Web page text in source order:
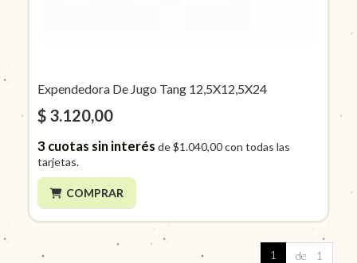
Expendedora De Jugo Tang 12,5X12,5X24
$ 3.120,00
3cuotas sin interés de$1.040,00con todas las
tarjetas.
COMPRAR
1 de 1